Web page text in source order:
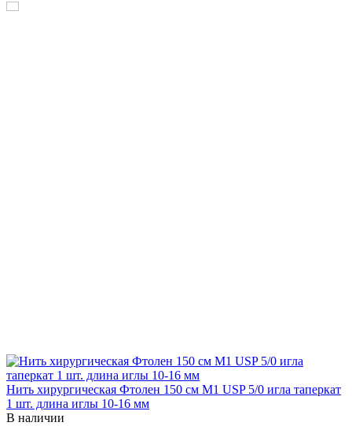
Нить хирургическая Фтолен 150 см М1 USP 5/0 игла таперкат
1 шт. длина иглы 10-16 мм
В наличии